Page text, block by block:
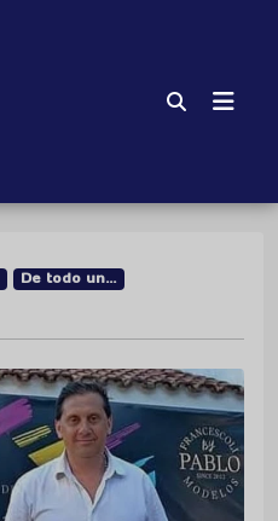
De todo un...